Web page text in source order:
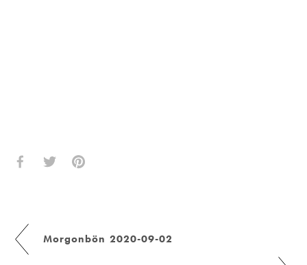
Morgonbön 2020-09-02